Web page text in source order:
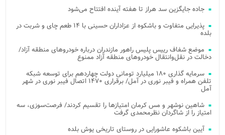
جاده جایگزین سد هراز تا هفته آینده افتتاح می‌شود
پذیرایی متفاوت و باشکوه از عزاداران حسینی با ۱۴ طعم چای و شربت در
بلده
موضع شفاف رییس پلیس راهور مازندران درباره خودروهای منطقه آزاد/
دخالت در نقل‌وانتقال خودروهای منطقه آزاد ممنوع
سرمایه گذاری ۱۸۰ میلیارد تومانی دولت چهاردهم برای توسعه شبکه
تلفن همراه و فیبر نوری در آمل/ برقراری ۱۴۷۰ اتصال فیبر نوری در شهر
آمل
شاهین نوشهر و مس کرمان امتیازها را تقسیم کردند/ فرصت‌سوزی، سه
امتیاز را از شاگردان نظرمحمدی گرفت
آیین باشکوه عاشورایی در روستای تاریخی یوش بلده